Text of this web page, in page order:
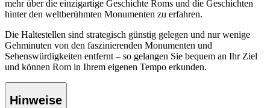
mehr über die einzigartige Geschichte Roms und die Geschichten
hinter den weltberühmten Monumenten zu erfahren.
Die Haltestellen sind strategisch günstig gelegen und nur wenige
Gehminuten von den faszinierenden Monumenten und
Sehenswürdigkeiten entfernt – so gelangen Sie bequem an Ihr Ziel
und können Rom in Ihrem eigenen Tempo erkunden.
Hinweise